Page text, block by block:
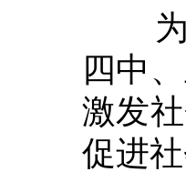
为
四中
激发
促进